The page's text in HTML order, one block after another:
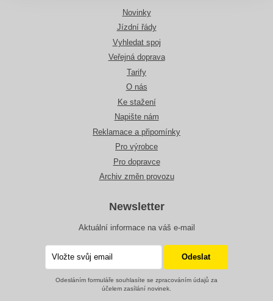
Novinky
Jízdní řády
Vyhledat spoj
Veřejná doprava
Tarify
O nás
Ke stažení
Napište nám
Reklamace a připomínky
Pro výrobce
Pro dopravce
Archiv změn provozu
Newsletter
Aktuální informace na váš e-mail
Odesláním formuláře souhlasíte se zpracováním údajů za
účelem zasílání novinek.